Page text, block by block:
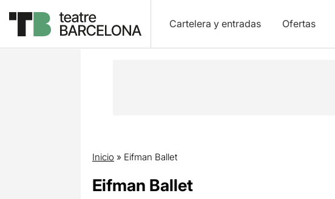
Cartelera y entradas Ofertas
Inicio » Eifman Ballet
Eifman Ballet